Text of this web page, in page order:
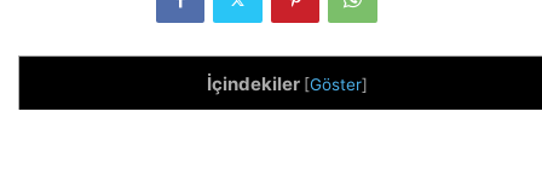
İçindekiler [Göster]